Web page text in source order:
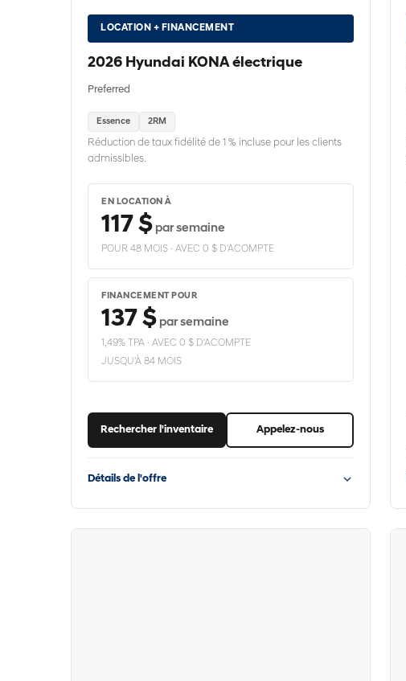
LOCATION + FINANCEMENT
2026 Hyundai KONA électrique
Preferred
Essence 2RM
Réduction de taux fidélité de 1 % incluse pour les clients
admissibles.
EN LOCATION À
117 $ par semaine
POUR 48 MOIS · AVEC 0 $ D'ACOMPTE
FINANCEMENT POUR
137 $ par semaine
1,49% TPA · AVEC 0 $ D'ACOMPTE
JUSQU'À 84 MOIS
Rechercher l'inventaire Appelez-nous
Détails de l'offre